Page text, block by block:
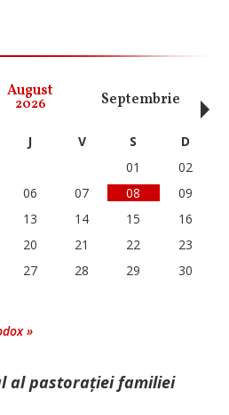
August
2026 Septembrie
J V S
D
01
02
06 07 08
09
13 14 15
16
20 21 22
23
27 28 29
30
»
al pastorației familiei